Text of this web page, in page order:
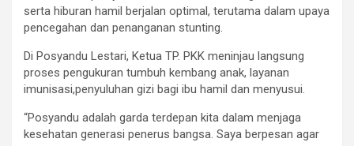
serta hiburan hamil berjalan optimal, terutama dalam upaya
pencegahan dan penanganan stunting.
Di Posyandu Lestari, Ketua TP. PKK meninjau langsung
proses pengukuran tumbuh kembang anak, layanan
imunisasi,penyuluhan gizi bagi ibu hamil dan menyusui.
“Posyandu adalah garda terdepan kita dalam menjaga
kesehatan generasi penerus bangsa. Saya berpesan agar